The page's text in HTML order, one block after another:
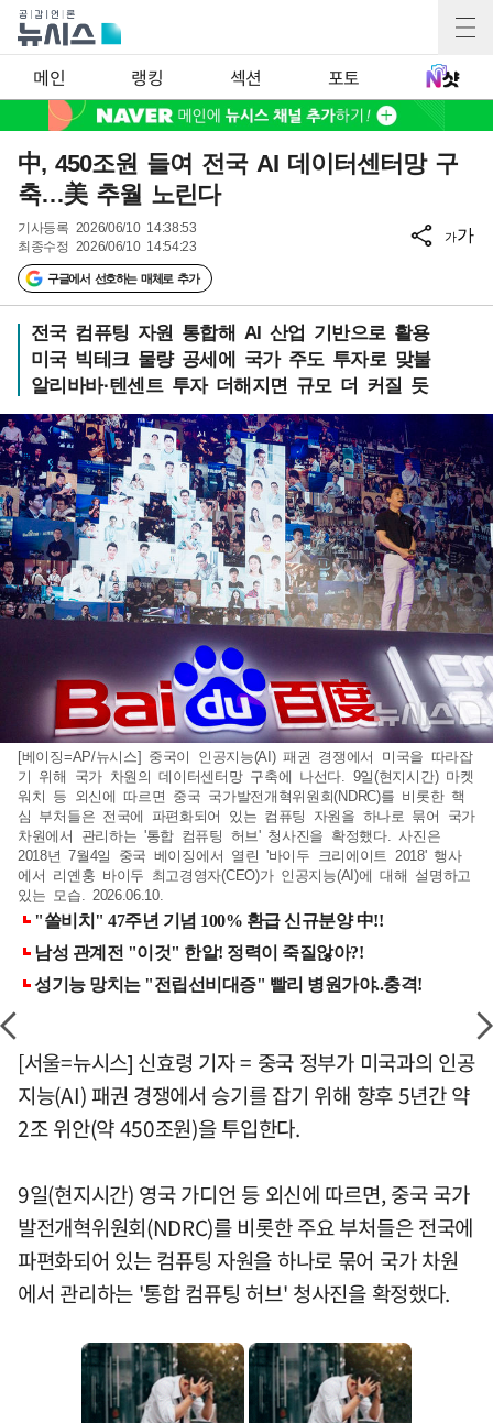
메인 랭킹 섹션 포토
中, 450조원 들여 전국 AI 데이터센터망 구
축…美 추월 노린다
기사등록 2026/06/10 14:38:53
최종수정 2026/06/10 14:54:23
구글에서 선호하는 매체로 추가
가가
전국 컴퓨팅 자원 통합해 AI 산업 기반으로 활용
미국 빅테크 물량 공세에 국가 주도 투자로 맞불
알리바바·텐센트 투자 더해지면 규모 더 커질 듯
[베이징=AP/뉴시스] 중국이 인공지능(AI) 패권 경쟁에서 미국을 따라잡
기 위해 국가 차원의 데이터센터망 구축에 나선다. 9일(현지시간) 마켓
워치 등 외신에 따르면 중국 국가발전개혁위원회(NDRC)를 비롯한 핵
심 부처들은 전국에 파편화되어 있는 컴퓨팅 자원을 하나로 묶어 국가
차원에서 관리하는 '통합 컴퓨팅 허브' 청사진을 확정했다. 사진은
2018년 7월4일 중국 베이징에서 열린 '바이두 크리에이트 2018' 행사
에서 리옌훙 바이두 최고경영자(CEO)가 인공지능(AI)에 대해 설명하고
있는 모습. 2026.06.10.
[서울=뉴시스] 신효령 기자 = 중국 정부가 미국과의 인공
지능(AI) 패권 경쟁에서 승기를 잡기 위해 향후 5년간 약
2조 위안(약 450조원)을 투입한다.
9일(현지시간) 영국 가디언 등 외신에 따르면, 중국 국가
발전개혁위원회(NDRC)를 비롯한 주요 부처들은 전국에
파편화되어 있는 컴퓨팅 자원을 하나로 묶어 국가 차원
에서 관리하는 '통합 컴퓨팅 허브' 청사진을 확정했다.